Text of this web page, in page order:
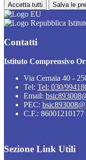
Accetta tutti Salva le
Contatti
Istituto Comprensivo
Via Cernaia 40 -
Tel: Tel: 030/
Email:
PEC:
C.F.: 86001210177
Sezione Link Utili